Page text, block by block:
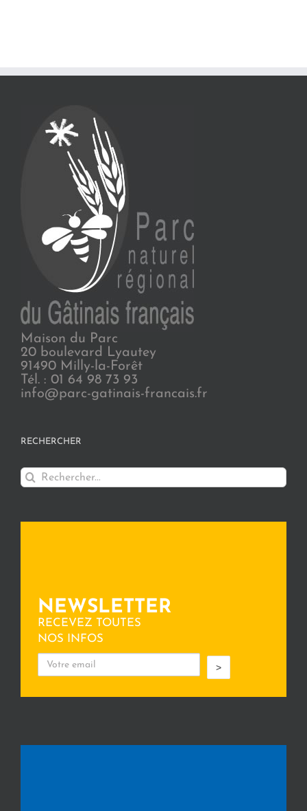
Maison du Parc
20 boulevard Lyautey
91490 Milly-la-Forêt
Tél. : 01 64 98 73 93
info@parc-gatinais-francais.fr
RECHERCHER
Rechercher:
NEWSLETTER
RECEVEZ TOUTES
NOS INFOS
>